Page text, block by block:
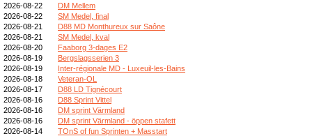
2026-08-22
DM Mellem
2026-08-22
SM Medel, final
2026-08-21
D88 MD Monthureux sur Saône
2026-08-21
SM Medel, kval
2026-08-20
Faaborg 3-dages E2
2026-08-19
Bergslagsserien 3
2026-08-19
Inter-régionale MD - Luxeuil-les-Bains
2026-08-18
Veteran-OL
2026-08-17
D88 LD Tignécourt
2026-08-16
D88 Sprint Vittel
2026-08-16
DM sprint Värmland
2026-08-16
DM sprint Värmland - öppen stafett
2026-08-14
TOnS of fun Sprinten + Masstart